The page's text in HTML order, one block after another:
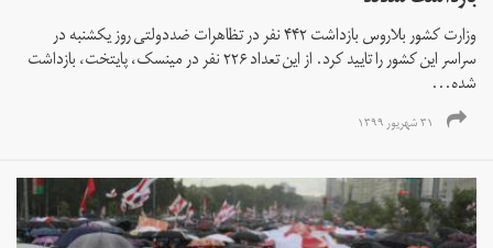
وزارت کشور بلاروس بازداشت ۴۴۲ نفر در تظاهرات ضددولتی روز یکشنبه در
سراسر این کشور را تایید کرد. از این تعداد ۲۲۶ نفر در مینسک، پایتخت، بازداشت
شده‌...
۳۱ شهریور ۱۳۹۹